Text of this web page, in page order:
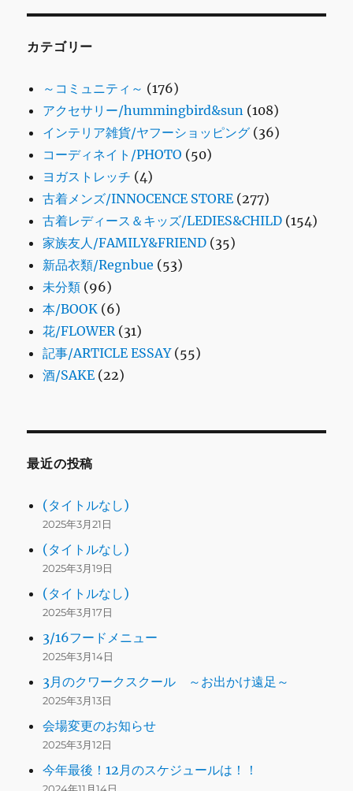
カテゴリー
～コミュニティ～ (176)
アクセサリー/hummingbird&sun (108)
インテリア雑貨/ヤフーショッピング (36)
コーディネイト/PHOTO (50)
ヨガストレッチ (4)
古着メンズ/INNOCENCE STORE (277)
古着レディース＆キッズ/LEDIES&CHILD (154)
家族友人/FAMILY&FRIEND (35)
新品衣類/Regnbue (53)
未分類 (96)
本/BOOK (6)
花/FLOWER(31)
記事/ARTICLE ESSAY(55)
酒/SAKE (22)
最近の投稿
(タイトルなし)
2025年3月21日
(タイトルなし)
2025年3月19日
(タイトルなし)
2025年3月17日
3/16フードメニュー
2025年3月14日
3月のクワークスクール ～お出かけ遠足～
2025年3月13日
会場変更のお知らせ
2025年3月12日
今年最後！12月のスケジュールは！！